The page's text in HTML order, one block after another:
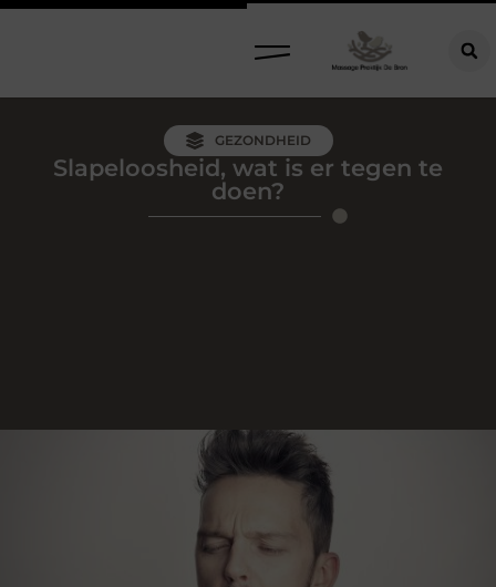
GEZONDHEID
Slapeloosheid, wat is er tegen te
doen?